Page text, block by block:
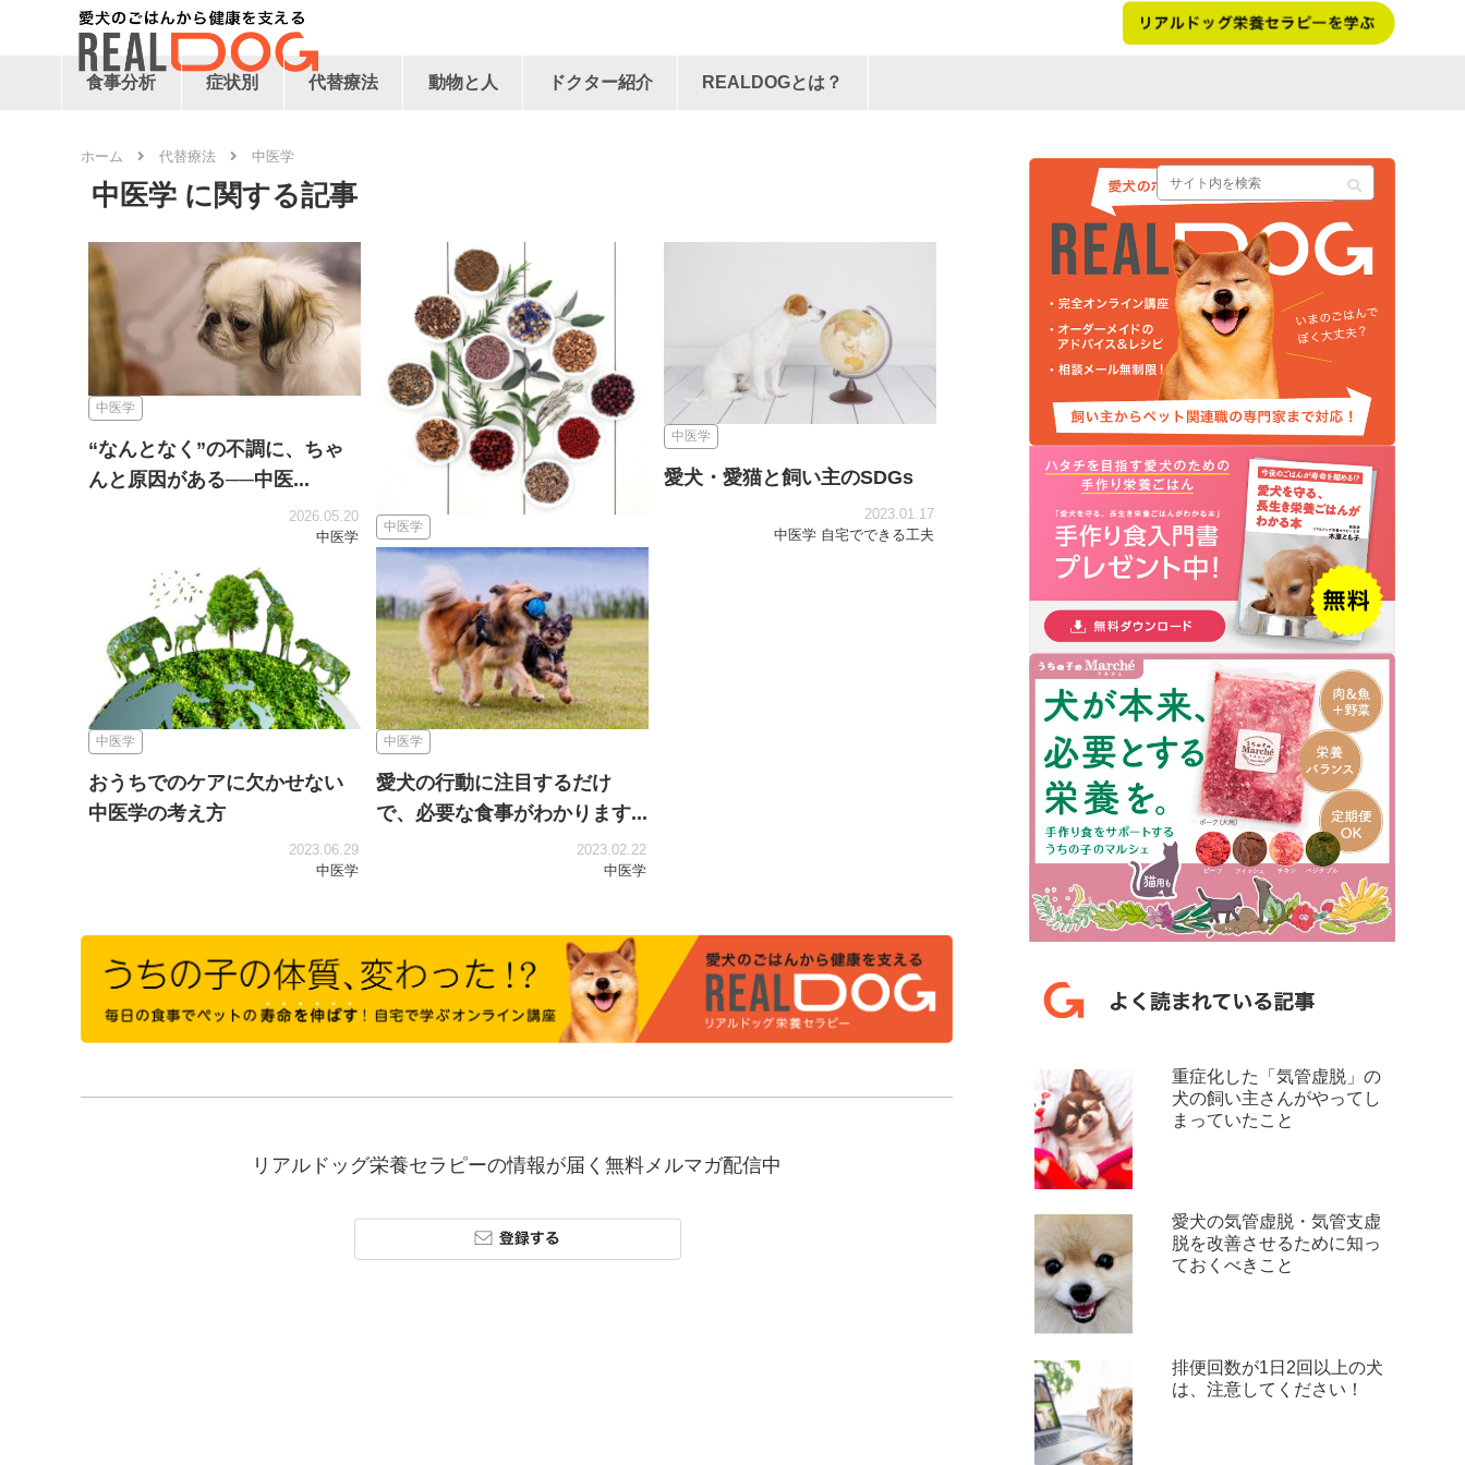
食事分析 症状別 代替療法 動物と人 ドクター紹介 REALDOGとは？
ホーム 代替療法 中医学
中医学
中医学
“なんとなく”の不調に、ちゃ
んと原因がある──中医...
2026.05.20
中医学
中医学
愛犬・愛猫の薬膳は、○○とセ
ットで行わないと無意味...
2023.03.05
中医学
中医学
愛犬・愛猫と飼い主のSDGs
2023.01.17
中医学 自宅でできる工夫
中医学
おうちでのケアに欠かせない
中医学の考え方
2023.06.29
中医学
中医学
愛犬の行動に注目するだけ
で、必要な食事がわかります...
2023.02.22
中医学
リアルドッグ栄養セラピーの情報が届く無料メルマガ配信中
重症化した「気管虚脱」の
犬の飼い主さんがやってし
まっていたこと
愛犬の気管虚脱・気管支虚
脱を改善させるために知っ
ておくべきこと
排便回数が1日2回以上の犬
は、注意してください！